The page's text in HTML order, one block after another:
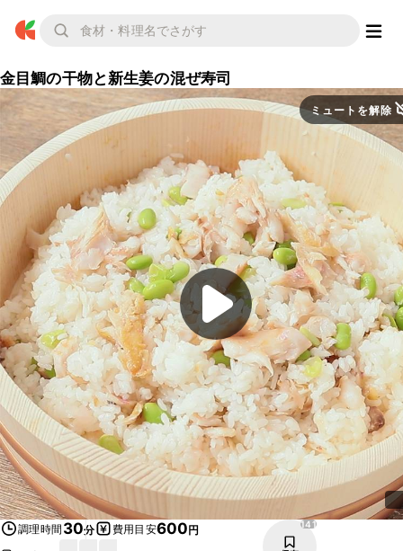
金目鯛の干物と新生姜の混ぜ寿司
ミュートを解除
調理時間 30分 費用目安600円
141